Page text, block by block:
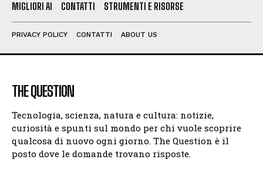
MIGLIORI AI
CONTATTI STRUMENTI E RISORSE
PRIVACY POLICY CONTATTI ABOUT US
THE QUESTION
Tecnologia, scienza, natura e cultura: notizie,
curiosità e spunti sul mondo per chi vuole scoprire
qualcosa di nuovo ogni giorno. The Question è il
posto dove le domande trovano risposte.